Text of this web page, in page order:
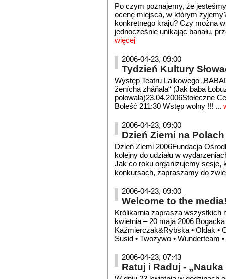
Po czym poznajemy, że
ocenę miejsca, w którym
konkretnego kraju? Czy można
jednocześnie unikając banału,
więcej
2006-04-23, 09:00
Tydzień Kultury
Występ Teatru Lalkowego
ženícha zháňala“ (Jak baba
polowała)23.04.2006Stołeczne
Boleść 211:30 Wstęp wolny !!! ...
2006-04-23, 09:00
Dzień Ziemi na
Dzień Ziemi 2006Fundacja
kolejny do udziału w
Jak co roku organizujemy sesje,
konkursach, zapraszamy do
2006-04-23, 09:00
Welcome to the
Królikarnia zaprasza wszystkich
kwietnia – 20 maja 2006
Kaźmierczak&Rybska • Ołdak •
Susid • Twożywo • Wunderteam
2006-04-23, 07:43
Ratuj i Raduj -